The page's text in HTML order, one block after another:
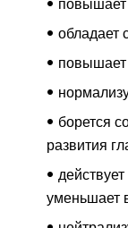
обладает
повышает
борется
развития
уменьшает